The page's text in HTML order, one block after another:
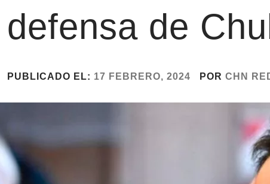
defensa de
PUBLICADO EL: 17 FEBRERO, 2024 POR CHN